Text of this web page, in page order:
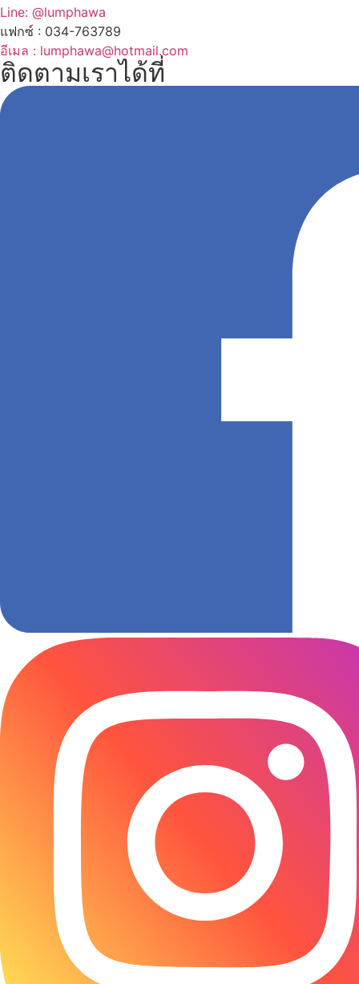
Line: @lumphawa
แฟกซ์ : 034-763789
อีเมล : lumphawa@hotmail.com
ติดตามเราได้ที่